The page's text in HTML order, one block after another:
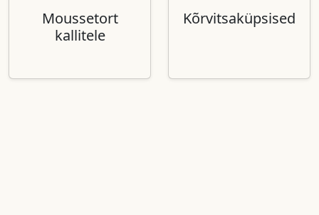
Moussetort
kallitele
Kõrvitsaküpsised